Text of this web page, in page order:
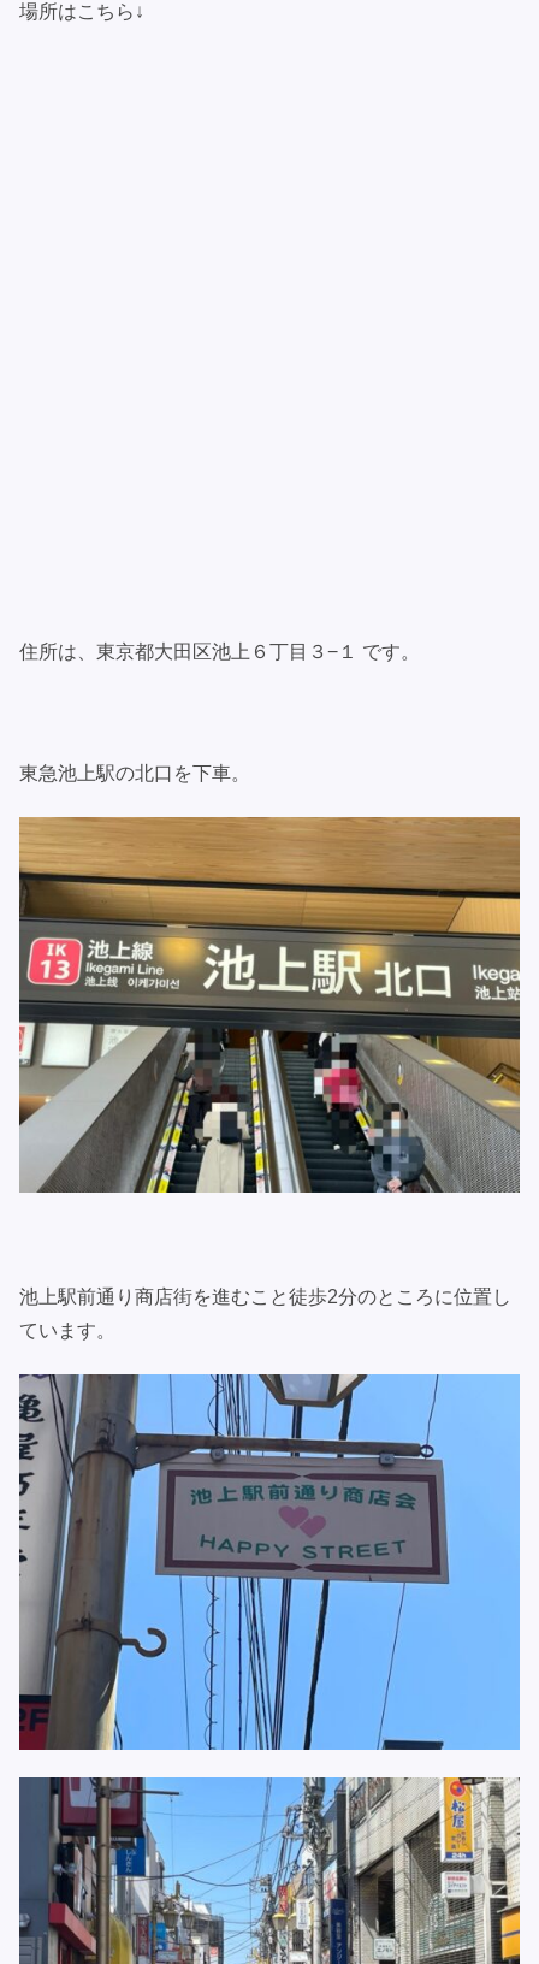
場所はこちら↓
住所は、東京都大田区池上６丁目３−１ です。
東急池上駅の北口を下車。
池上駅前通り商店街を進むこと徒歩2分のところに位置し
ています。